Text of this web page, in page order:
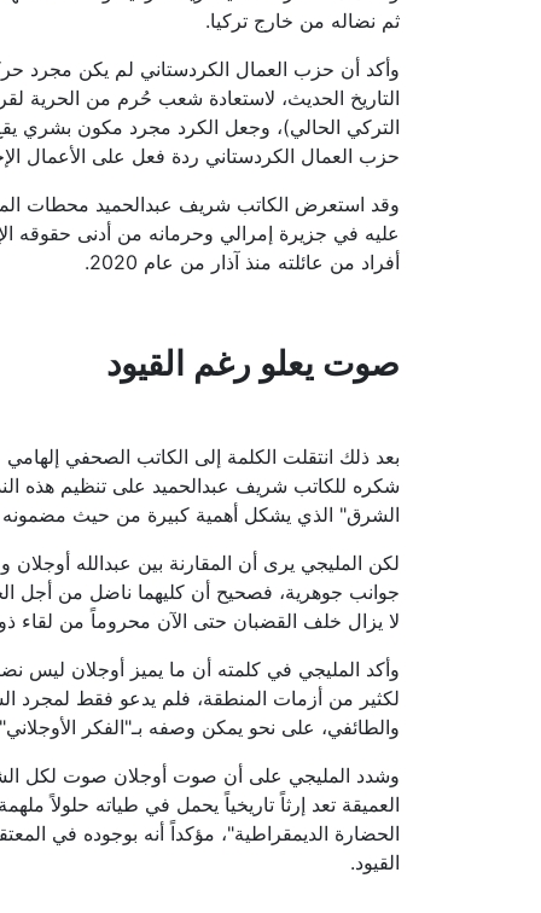
ثم نضاله من خارج تركيا.
وأكد أن حزب العمال الكردستاني لم يكن مجرد
التاريخ الحديث، لاستعادة شعب حُرم من الحرية
التركي الحالي)، وجعل الكرد مجرد مكون بشري
حزب العمال الكردستاني ردة فعل على الأعمال
وقد استعرض الكاتب شريف عبدالحميد محطات
عليه في جزيرة إمرالي وحرمانه من أدنى حقوقه
أفراد من عائلته منذ آذار من عام 2020
.
صوت يعلو رغم القيود
بعد ذلك انتقلت الكلمة إلى الكاتب الصحفي
شكره للكاتب شريف عبدالحميد على تنظيم هذه
الشرق" الذي يشكل أهمية كبيرة من حيث مضمونه
لكن المليجي يرى أن المقارنة بين عبدالله
جوانب جوهرية، فصحيح أن كليهما ناضل من أجل
لا يزال خلف القضبان حتى الآن محروماً من لقاء
وأكد المليجي في كلمته أن ما يميز أوجلان ليس
لكثير من أزمات المنطقة، فلم يدعو فقط لمجرد
والطائفي، على نحو يمكن وصفه بـ"الفكر
وشدد المليجي على أن صوت أوجلان صوت لكل
العميقة تعد إرثاً تاريخياً يحمل في طياته حلولاً
الحضارة الديمقراطية"، مؤكداً أنه بوجوده في
القيود.